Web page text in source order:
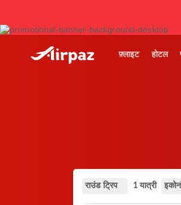
फ़्लाइट होटल
राउंड ट्रिप 1 यात्री